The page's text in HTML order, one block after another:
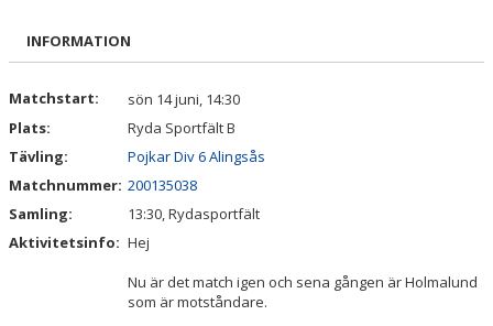
MATCHER
TRUPPEN
BILDGALLERI
KONTAKT
INFORMATION
Matchstart:
sön 14 juni, 14:30
Plats:
Ryda Sportfält B
Tävling:
Pojkar Div 6 Alingsås
Matchnummer: 200135038
Samling:
13:30, Rydasportfält
Aktivitetsinfo: Hej
Nu är det match igen och sena gången är Holmalund
som är motståndare.